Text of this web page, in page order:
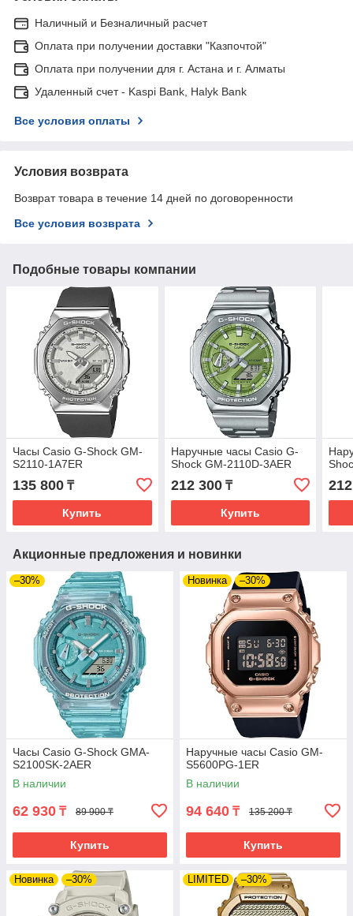
Наличный и Безналичный расчет
Оплата при получении доставки "Казпочтой"
Оплата при получении для г. Астана и г. Алматы
Удаленный счет - Kaspi Bank, Halyk Bank
Все условия оплаты
Условия возврата
Возврат товара в течение 14 дней по договоренности
Все условия возврата
Подобные товары компании
Часы Casio G-Shock GM-
S2110-1A7ER
135 800 ₸
Купить
Наручные часы Casio G-
Shock GM-2110D-3AER
212 300₸
Купить
Акционные предложения и новинки
–30%
Часы Casio G-Shock GMA-
S2100SK-2AER
В наличии
62 930 ₸ 89 900 ₸
Купить
Новинка –30%
Наручные часы Casio GM-
S5600PG-1ER
В наличии
94 640 ₸ 135 200 ₸
Купить
Новинка –30% LIMITED –30%